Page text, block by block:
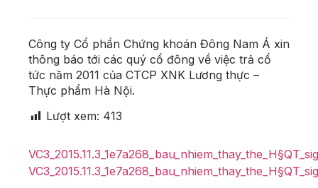
Công ty Cổ phần Chứng khoán Đông Nam Á xin
thông báo tới các quý cổ đông về việc trả cổ
tức năm 2011 của CTCP XNK Lương thực –
Thực phẩm Hà Nội.
Lượt xem: 413